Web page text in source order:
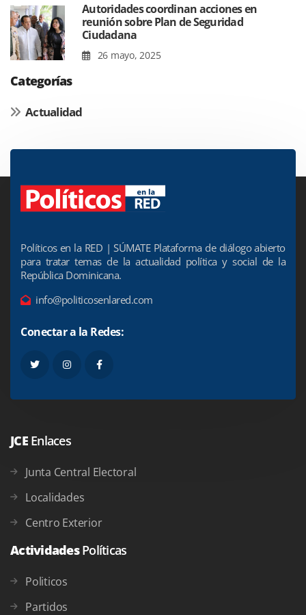
Autoridades coordinan acciones en
reunión sobre Plan de Seguridad
Ciudadana
26 mayo, 2025
Categorías
Actualidad
Políticos en la RED | SÚMATE Plataforma de diálogo abierto
para tratar temas de la actualidad política y social de la
República Dominicana.
info@politicosenlared.com
Conectar a la Redes:
JCE Enlaces
Junta Central Electoral
Localidades
Centro Exterior
ActividadesPolíticas
Politicos
Partidos